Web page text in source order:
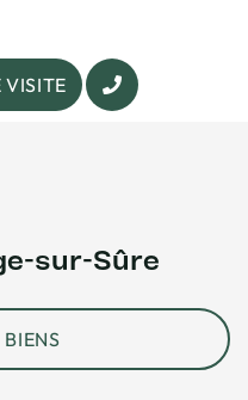
VISITE
sur-Sûre